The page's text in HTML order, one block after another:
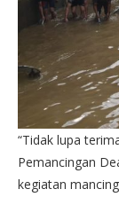
“Tidak lupa
Pemancingan
kegiatan